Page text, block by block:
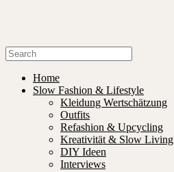
Home
Slow Fashion & Lifestyle
Kleidung Wertschätzung
Outfits
Refashion & Upcycling
Kreativität & Slow Living
DIY Ideen
Interviews